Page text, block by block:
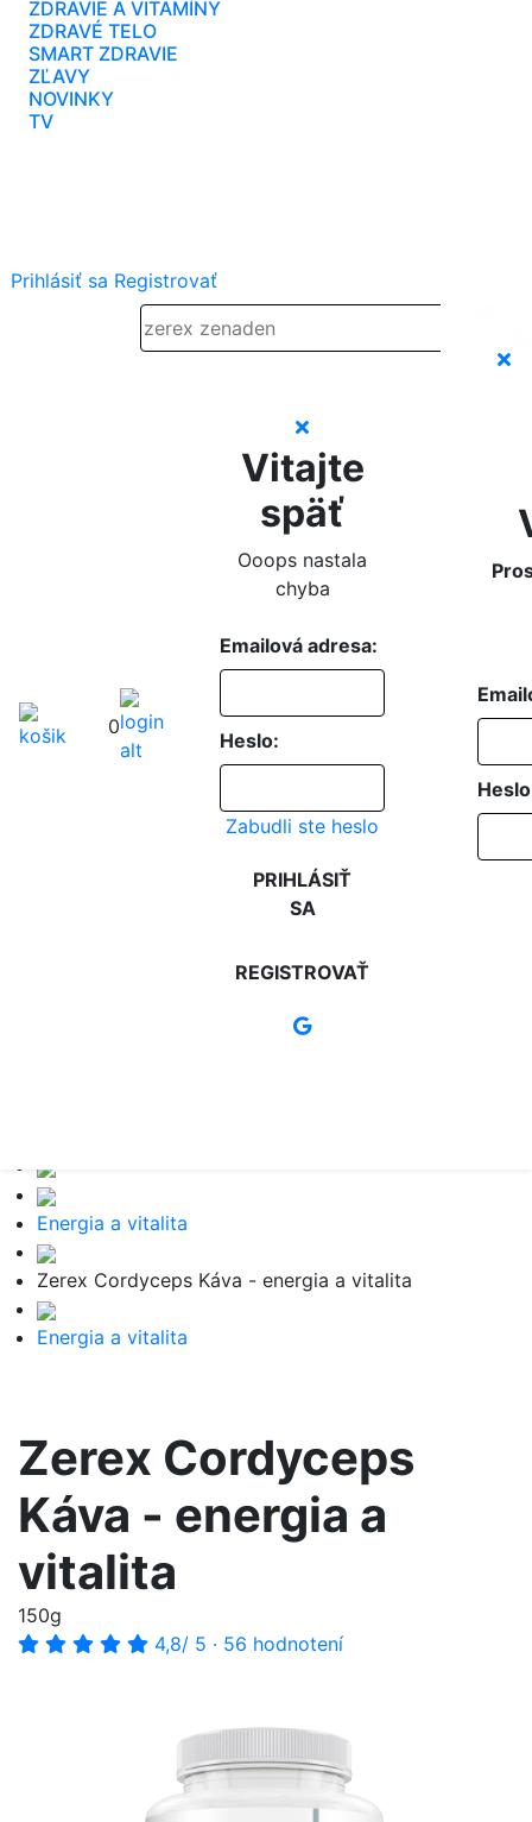
ZDRAVIE A VITAMÍNY
ZDRAVÉ TELO
SMART ZDRAVIE
ZĽAVY
NOVINKY
TV
Prihlásiť sa Registrovať
0
Vitajte
späť
Ooops nastala
chyba
Emailová adresa:
Heslo:
Zabudli ste heslo
PRIHLÁSIŤ
SA
REGISTROVAŤ
Energia a vitalita
Zerex Cordyceps Káva - energia a vitalita
Energia a vitalita
Zerex Cordyceps
Káva - energia a
vitalita
150g
4,8/ 5 · 56 hodnotení